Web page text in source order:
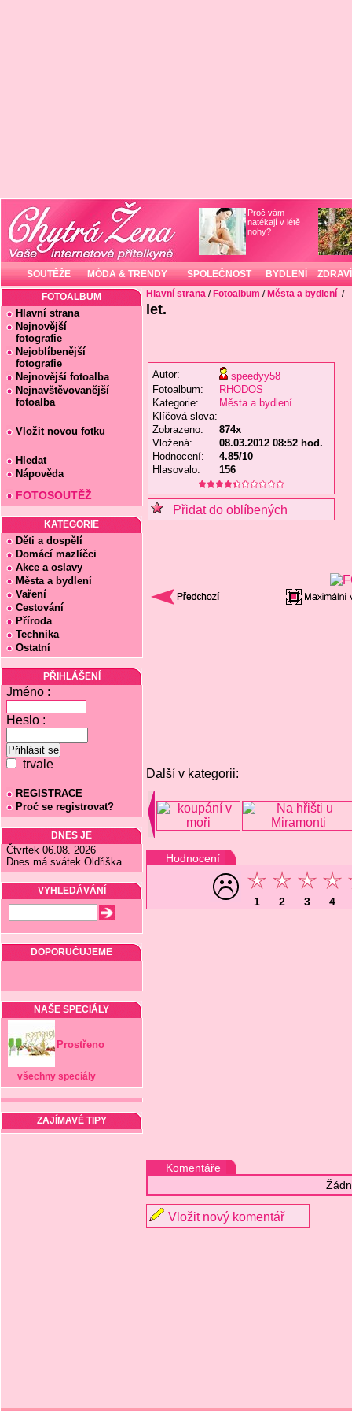
Proč vám
natékají v létě
nohy?
SOUTĚŽE MÓDA & TRENDY SPOLEČNOST BYDLENÍ ZDRAVÍ
FOTOALBUM
Hlavní strana
Nejnovější
fotografie
Nejoblíbenější
fotografie
Nejnovější fotoalba
Nejnavštěvovanější
fotoalba
Vložit novou fotku
Hledat
Nápověda
FOTOSOUTĚŽ
KATEGORIE
Děti a dospělí
Domácí mazlíčci
Akce a oslavy
Města a bydlení
Vaření
Cestování
Příroda
Technika
Ostatní
PŘIHLÁŠENÍ
Jméno :
Heslo :
trvale
REGISTRACE
Proč se registrovat?
DNES JE
Čtvrtek 06.08. 2026
Dnes má svátek Oldřiška
VYHLEDÁVÁNÍ
DOPORUČUJEME
NAŠE SPECIÁLY
Prostřeno
všechny speciály
ZAJÍMAVÉ TIPY
Hlavní strana / Fotoalbum / Města a bydlení /
let.
Autor:
speedyy58
Fotoalbum:
RHODOS
Kategorie:
Města a bydlení
Klíčová slova:
Zobrazeno:
874x
Vložená:
08.03.2012 08:52 hod.
Hodnocení:
4.85/10
Hlasovalo:
156
Přidat do oblíbených
Další v kategorii:
Hodnocení
1 2 3 4
Komentáře
Vložit nový komentář